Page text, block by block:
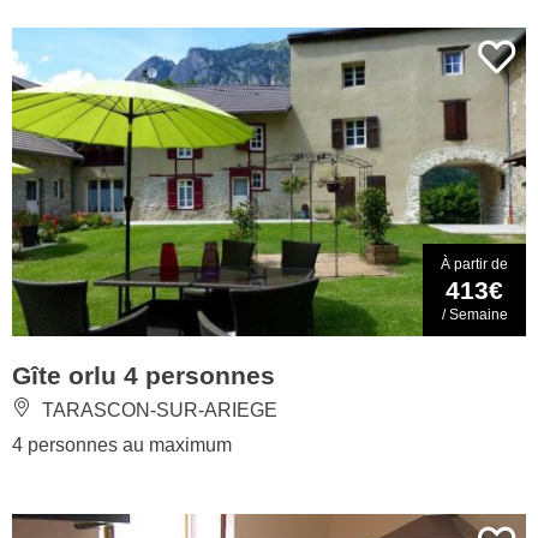
À partir de
413€
/ Semaine
Gîte orlu 4 personnes
TARASCON-SUR-ARIEGE
4 personnes au maximum